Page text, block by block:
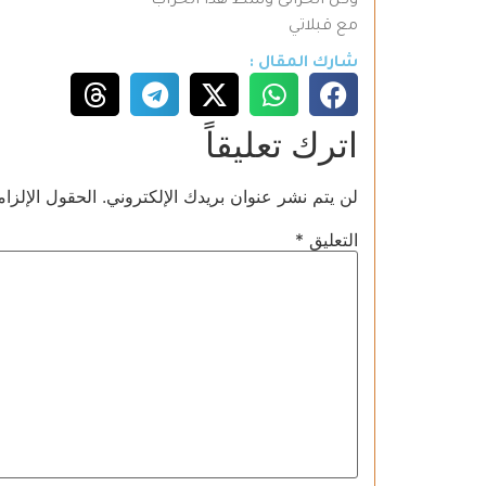
مع قبلاتي
شارك المقال :
اترك تعليقاً
لن يتم نشر عنوان بريدك الإلكتروني. الحقول
التعليق *